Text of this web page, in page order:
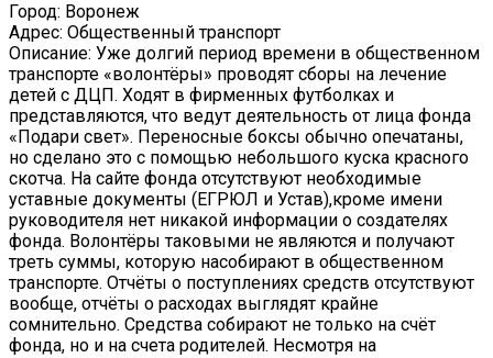
Город: Воронеж
Адрес: Общественный транспорт
Описание: Уже долгий период времени в общественном
транспорте «волонтёры» проводят сборы на лечение
детей с ДЦП. Ходят в фирменных футболках и
представляются, что ведут деятельность от лица фонда
«Подари свет». Переносные боксы обычно опечатаны,
но сделано это с помощью небольшого куска красного
скотча. На сайте фонда отсутствуют необходимые
уставные документы (ЕГРЮЛ и Устав),кроме имени
руководителя нет никакой информации о создателях
фонда. Волонтёры таковыми не являются и получают
треть суммы, которую насобирают в общественном
транспорте. Отчёты о поступлениях средств отсутствуют
вообще, отчёты о расходах выглядят крайне
сомнительно. Средства собирают не только на счёт
фонда, но и на счета родителей. Несмотря на